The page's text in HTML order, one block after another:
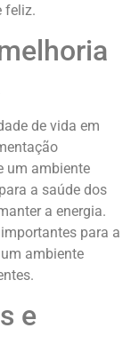
feliz.
de vida em
um ambiente
a saúde dos
a energia.
para a
ambiente
e